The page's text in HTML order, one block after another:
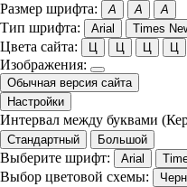
Размер шрифта: A A A
Тип шрифта: Arial Times
Цвета сайта: Ц Ц Ц Ц
Изображения:
Обычная версия сайта
Настройки
Интервал между буквами
Стандартный
Большой
Выберите шрифт: Arial
Выбор цветовой схемы: